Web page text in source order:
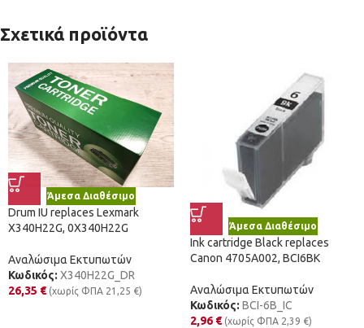
Σχετικά προϊόντα
Άμεσα Διαθέσιμο
Drum IU replaces Lexmark
X340H22G, 0X340H22G
Αναλώσιμα Εκτυπωτών
Κωδικός: X340H22G_DR
26,35 € (χωρίς ΦΠΑ 21,25 €)
Άμεσα Διαθέσιμο
Ink cartridge Black replaces
Canon 4705A002, BCI6BK
Αναλώσιμα Εκτυπωτών
Κωδικός: BCI-6B_IC
2,96 € (χωρίς ΦΠΑ 2,39 €)